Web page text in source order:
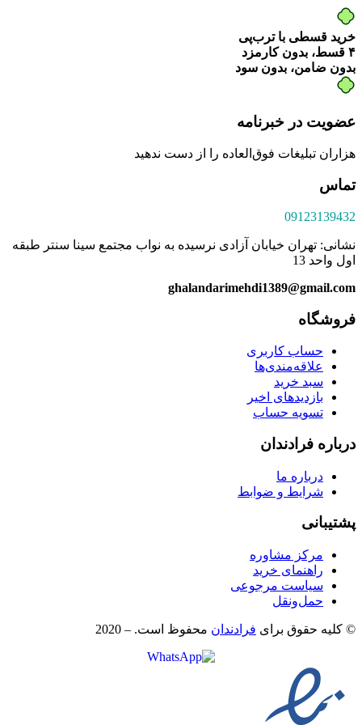
خرید قسطی با ترب‌پی
۴ قسط، بدون کارمزد
بدون ضامن، بدون سود
عضویت در خبرنامه
هزاران تبلیغات فوق‌العاده را از دست ندهید
تماس
09123139432
نشانی: تهران خیابان آزادی نرسیده به نواب مجتمع سینا سنتر طبقه
اول واحد 13
ghalandarimehdi1389@gmail.com
فروشگاه
حساب کاربری
علاقه‌مندی‌ها
سبد خرید
بازدیدهای اخیر
تسویه حساب
درباره فرادندان
درباره ما
شرایط و ضوابط
پشتیبانی
مرکز مشاوره
راهنمای خرید
سیاست مرجوعی
حمل‌و‌نقل
© کلیه حقوق برای فرادندان محفوظ است. – 2020